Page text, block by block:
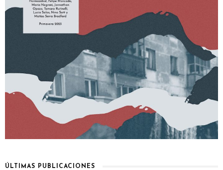
ÚLTIMAS PUBLICACIONES